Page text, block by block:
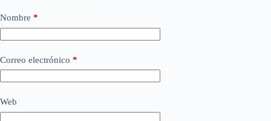
Nombre *
Correo electrónico *
Web